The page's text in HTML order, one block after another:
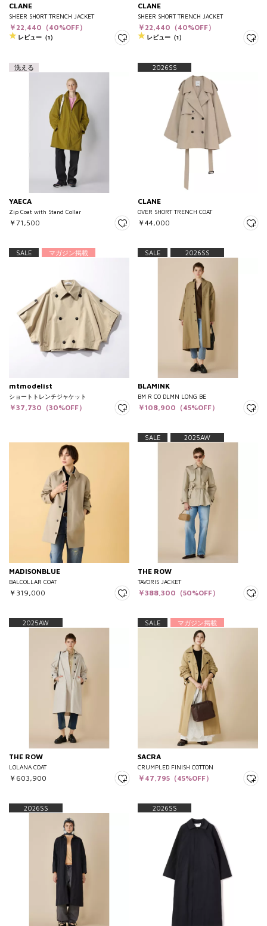
CLANE
SHEER SHORT TRENCH JACKET
￥22,440（40%OFF）
レビュー（1）
CLANE
SHEER SHORT TRENCH JACKET
￥22,440（40%OFF）
レビュー（1）
洗える
YAECA
Zip Coat with Stand Collar
￥71,500
2026SS
CLANE
OVER SHORT TRENCH COAT
￥44,000
SALE マガジン掲載
mtmodelist
ショートトレンチジャケット
￥37,730（30%OFF）
SALE 2026SS
BLAMINK
BM R CO DLMN LONG BE
￥108,900（45%OFF）
MADISONBLUE
BALCOLLAR COAT
￥319,000
SALE 2025AW
THE ROW
TAVORIS JACKET
￥388,300（50%OFF）
2025AW
THE ROW
LOLANA COAT
￥603,900
SALE マガジン掲載
SACRA
CRUMPLED FINISH COTTON
￥47,795（45%OFF）
2026SS 2026SS